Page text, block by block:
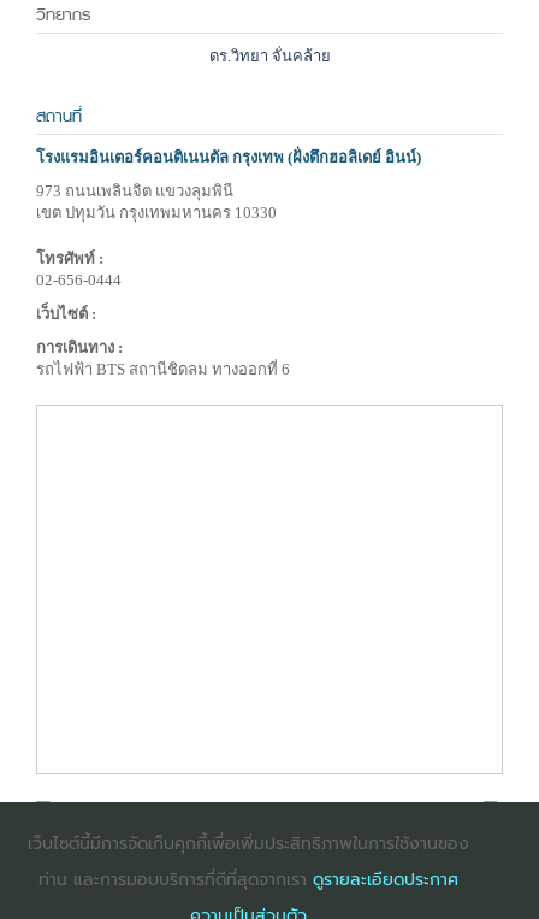
วิทยากร
ดร.วิทยา จั่นคล้าย
สถานที่
โรงแรมอินเตอร์คอนติเนนตัล กรุงเทพ (ฝั่งตึกฮอลิเดย์ อินน์)
973 ถนนเพลินจิต แขวงลุมพินี
เขต ปทุมวัน กรุงเทพมหานคร 10330
โทรศัพท์ :
02-656-0444
เว็บไซต์ :
การเดินทาง :
รถไฟฟ้า BTS สถานีชิดลม ทางออกที่ 6
: InternetExplorer เวอร์ชั่น 10 ขึ้นไป
เว็บไซต์นี้มีการจัดเก็บคุกกี้เพื่อเพิ่มประสิทธิภาพในการใช้งานของ
ท่าน และการมอบบริการที่ดีที่สุดจากเรา ดูรายละเอียดประกาศ